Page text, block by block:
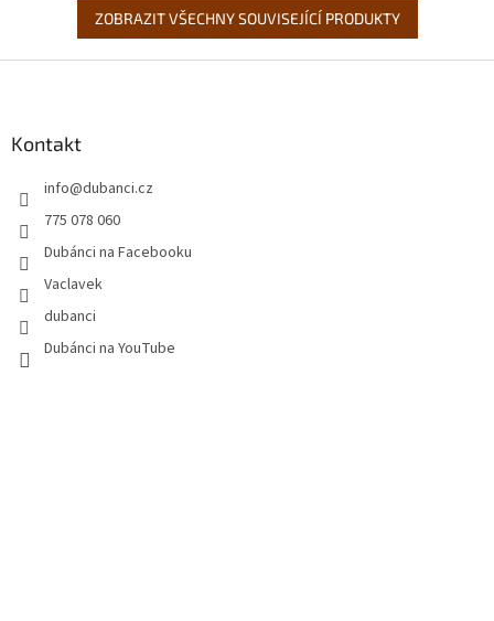
ZOBRAZIT VŠECHNY SOUVISEJÍCÍ PRODUKTY
Kontakt
info@dubanci.cz
775 078 060
Dubánci na Facebooku
Vaclavek
dubanci
Dubánci na YouTube